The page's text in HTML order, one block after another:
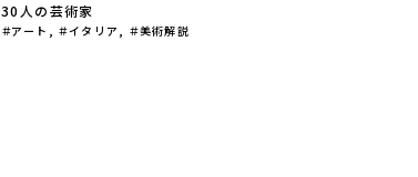
30人の芸術家
アート , イタリア , 美術解説